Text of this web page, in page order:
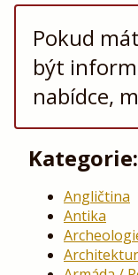
Pokud
být
nabídce,
Kategorie:
Angličtina
Antika